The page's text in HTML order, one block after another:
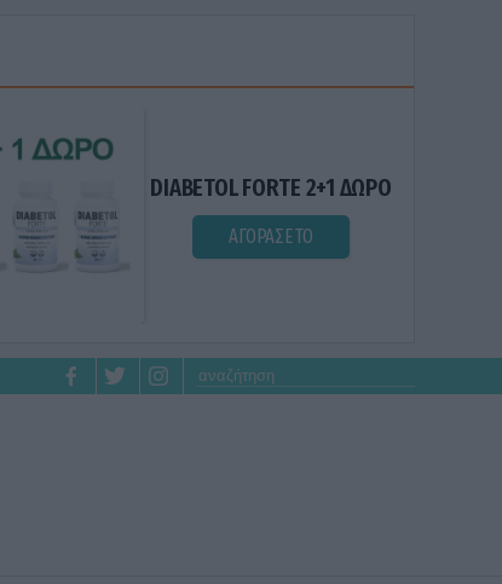
DIABETOL FORTE 2+1 ΔΩΡΟ
ΑΓΟΡΑΣΕ ΤΟ